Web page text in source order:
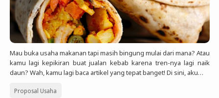
Tes Psikologi
Wartegg Test
Deret Angka
Antonim dan Sinonim
EPPS
SMA/SMK
25 Up
SMP
SD
Tidak Bersekolah
Mau buka usaha makanan tapi masih bingung mulai dari mana? Atau
kamu lagi kepikiran buat jualan kebab karena tren-nya lagi naik
daun? Wah, kamu lagi baca artikel yang tepat banget! Di sini, aku…
Proposal Usaha